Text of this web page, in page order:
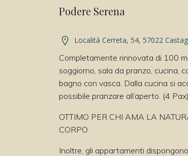
Podere Serena
Località Cerreta, 54, 57022
Completamente rinnovata di 100
soggiorno, sala da pranzo, cucina,
bagno con vasca. Dalla cucina si
possibile pranzare all’aperto. (4 Pax)
OTTIMO PER CHI AMA LA
CORPO
Inoltre, gli appartamenti